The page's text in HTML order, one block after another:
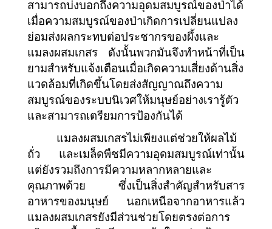
สามารถบ่งบอกถึงความอุดมสมบูรณ์ของป่าได้
เมื่อความสมบูรณ์ของป่าเกิดการเปลี่ยนแปลง
ย่อมส่งผลกระทบต่อประชากรของผึ้งและ
แมลงผสมเกสร ดังนั้นพวกมันจึงทำหน้าที่เป็น
ยามสำหรับแจ้งเตือนเมื่อเกิดความเสี่ยงด้านสิ่ง
แวดล้อมที่เกิดขึ้นโดยส่งสัญญาณถึงความ
สมบูรณ์ของระบบนิเวศให้มนุษย์อย่างเรารู้ตัว
และสามารถเตรียมการป้องกันได้
แมลงผสมเกสรไม่เพียงแต่ช่วยให้ผลไม้
ถั่ว และเมล็ดพืชมีความอุดมสมบูรณ์เท่านั้น
แต่ยังรวมถึงการมีความหลากหลายและ
คุณภาพด้วย ซึ่งเป็นสิ่งสำคัญสำหรับสาร
อาหารของมนุษย์ นอกเหนือจากอาหารแล้ว
แมลงผสมเกสรยังมีส่วนช่วยโดยตรงต่อการ